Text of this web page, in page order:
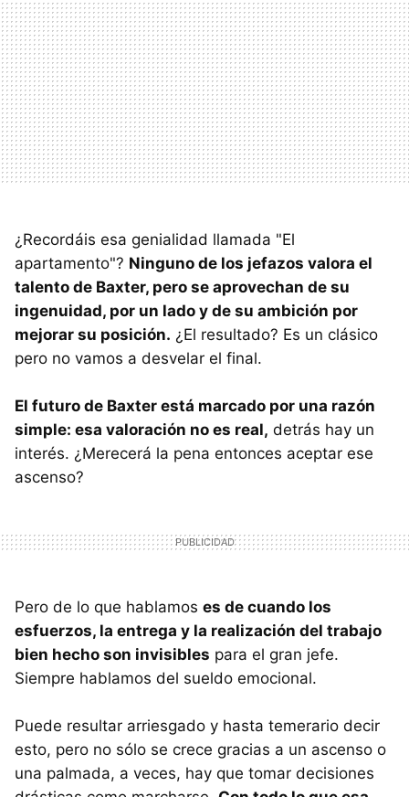
¿Recordáis esa genialidad llamada "El
apartamento"? Ninguno de los jefazos valora el
talento de Baxter, pero se aprovechan de su
ingenuidad, por un lado y de su ambición por
mejorar su posición. ¿El resultado? Es un clásico
pero no vamos a desvelar el final.
El futuro de Baxter está marcado por una razón
simple: esa valoración no es real, detrás hay un
interés. ¿Merecerá la pena entonces aceptar ese
ascenso?
Pero de lo que hablamos es de cuando los
esfuerzos, la entrega y la realización del trabajo
bien hecho son invisibles para el gran jefe.
Siempre hablamos del sueldo emocional.
Puede resultar arriesgado y hasta temerario decir
esto, pero no sólo se crece gracias a un ascenso o
una palmada, a veces, hay que tomar decisiones